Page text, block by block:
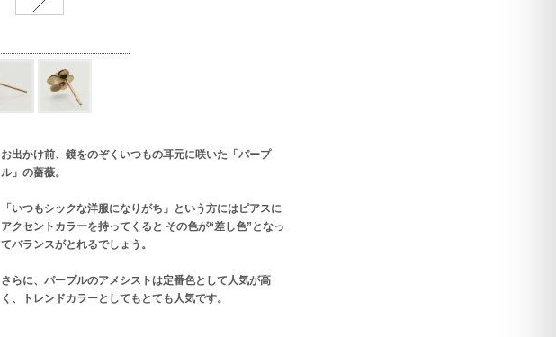
お出かけ前、鏡をのぞくいつもの耳元に咲いた「パープ
ル」の薔薇。
「いつもシックな洋服になりがち」という方にはピアスに
アクセントカラーを持ってくると その色が“差し色”となっ
てバランスがとれるでしょう。
さらに、パープルのアメシストは定番色として人気が高
く、トレンドカラーとしてもとても人気です。